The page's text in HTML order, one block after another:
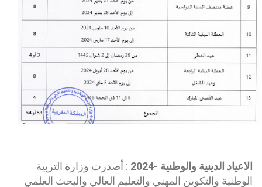
الاعياد الدينية والوطنية -2024
: أصدرت وزارة التربية
الوطنية والتكوين المهني والتعليم العالي والبحث العلمي